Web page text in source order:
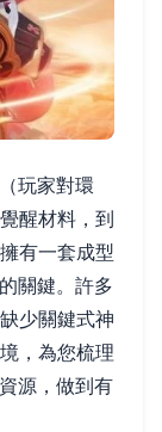
玩家對環
醒材料，到
有一套成型
關鍵。許多
少關鍵式神
，為您梳理
源，做到有